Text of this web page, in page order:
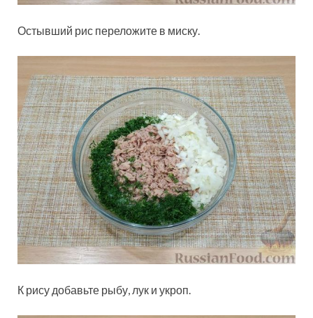
Остывший рис переложите в миску.
К рису добавьте рыбу, лук и укроп.